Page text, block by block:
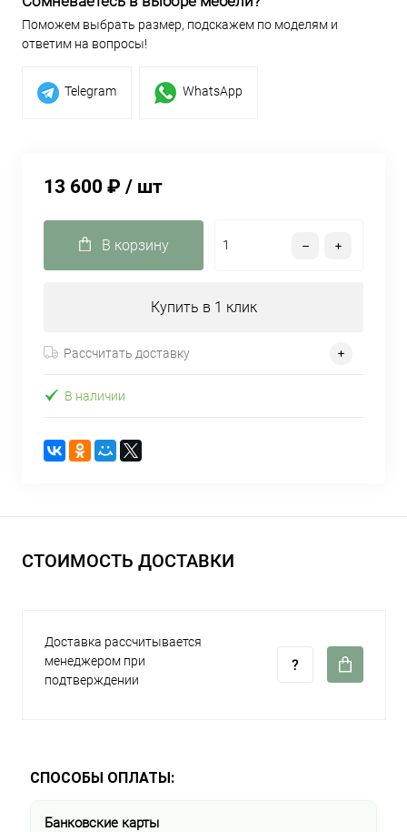
Поможем выбрать размер, подскажем по моделям и
ответим на вопросы!
Telegram WhatsApp
13 600 ₽ / шт
В корзину
Купить в 1 клик
Рассчитать доставку
В наличии
СТОИМОСТЬ ДОСТАВКИ
Доставка рассчитывается
менеджером при
подтверждении
СПОСОБЫ ОПЛАТЫ:
Банковские карты